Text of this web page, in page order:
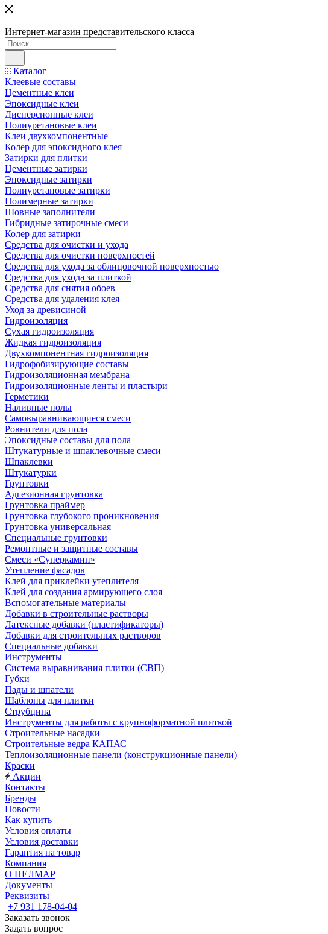
Интернет-магазин представительского класса
Каталог
Клеевые составы
Цементные клеи
Эпоксидные клеи
Дисперсионные клеи
Полиуретановые клеи
Клеи двухкомпонентные
Колер для эпоксидного клея
Затирки для плитки
Цементные затирки
Эпоксидные затирки
Полиуретановые затирки
Полимерные затирки
Шовные заполнители
Гибридные затирочные смеси
Колер для затирки
Средства для очистки и ухода
Средства для очистки поверхностей
Средства для ухода за облицовочной поверхностью
Средства для ухода за плиткой
Средства для снятия обоев
Средства для удаления клея
Уход за древисиной
Гидроизоляция
Сухая гидроизоляция
Жидкая гидроизоляция
Двухкомпонентная гидроизоляция
Гидрофобизирующие составы
Гидроизоляционная мембрана
Гидроизоляционные ленты и пластыри
Герметики
Наливные полы
Самовыравнивающиеся смеси
Ровнители для пола
Эпоксидные составы для пола
Штукатурные и шпаклевочные смеси
Шпаклевки
Штукатурки
Грунтовки
Адгезионная грунтовка
Грунтовка праймер
Грунтовка глубокого проникновения
Грунтовка универсальная
Специальные грунтовки
Ремонтные и защитные составы
Смеси «Суперкамин»
Утепление фасадов
Клей для приклейки утеплителя
Клей для создания армирующего слоя
Вспомогательные материалы
Добавки в строительные растворы
Латексные добавки (пластификаторы)
Добавки для строительных растворов
Специальные добавки
Инструменты
Система выравнивания плитки (СВП)
Губки
Пады и шпатели
Шаблоны для плитки
Струбцина
Инструменты для работы с крупноформатной плиткой
Строительные насадки
Строительные ведра КАПАС
Теплоизоляционные панели (конструкционные панели)
Краски
Акции
Контакты
Бренды
Новости
Как купить
Условия оплаты
Условия доставки
Гарантия на товар
Компания
О НЕЛМАР
Документы
Реквизиты
+7 931 178-04-04
Заказать звонок
Задать вопрос